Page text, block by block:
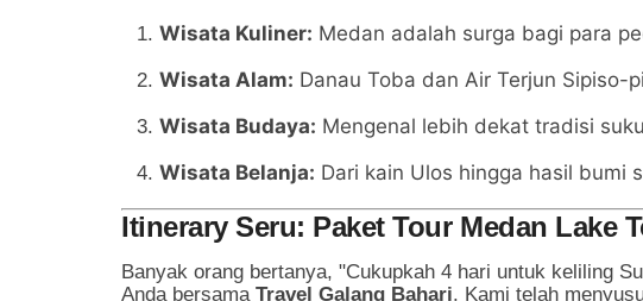
Wisata Kuliner: Medan adalah surga bagi para
Wisata Alam: Danau Toba dan Air Terjun Sipiso-
Wisata Budaya: Mengenal lebih dekat tradisi
Wisata Belanja: Dari kain Ulos hingga hasil bumi
Itinerary Seru: Paket Tour Medan Lake
Banyak orang bertanya, "Cukupkah 4 hari untuk keliling
Anda bersama Travel Galang Bahari. Kami telah